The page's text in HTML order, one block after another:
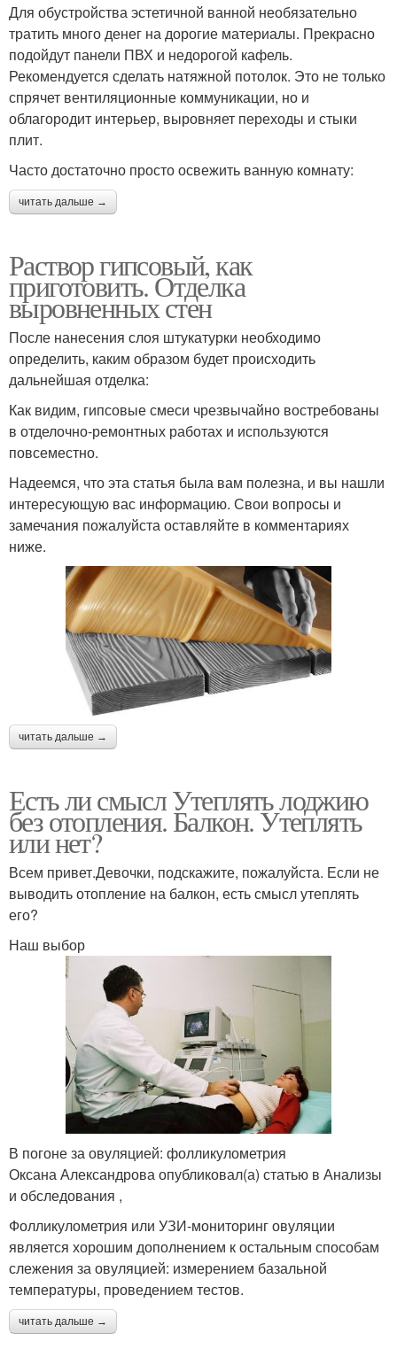
Для обустройства эстетичной ванной необязательно
тратить много денег на дорогие материалы. Прекрасно
подойдут панели ПВХ и недорогой кафель.
Рекомендуется сделать натяжной потолок. Это не только
спрячет вентиляционные коммуникации, но и
облагородит интерьер, выровняет переходы и стыки
плит.
Часто достаточно просто освежить ванную комнату:
читать дальше →
Раствор гипсовый, как
приготовить. Отделка
выровненных стен
После нанесения слоя штукатурки необходимо
определить, каким образом будет происходить
дальнейшая отделка:
Как видим, гипсовые смеси чрезвычайно востребованы
в отделочно-ремонтных работах и используются
повсеместно.
Надеемся, что эта статья была вам полезна, и вы нашли
интересующую вас информацию. Свои вопросы и
замечания пожалуйста оставляйте в комментариях
ниже.
читать дальше →
Есть ли смысл Утеплять лоджию
без отопления. Балкон. Утеплять
или нет?
Всем привет.Девочки, подскажите, пожалуйста. Если не
выводить отопление на балкон, есть смысл утеплять
его?
Наш выбор
В погоне за овуляцией: фолликулометрия
Оксана Александрова опубликовал(а) статью в Анализы
и обследования ,
Фолликулометрия или УЗИ-мониторинг овуляции
является хорошим дополнением к остальным способам
слежения за овуляцией: измерением базальной
температуры, проведением тестов.
читать дальше →